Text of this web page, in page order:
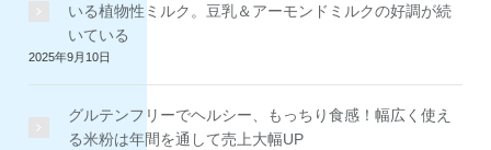
いる植物性ミルク。豆乳＆アーモンドミルクの好調が続
いている
2025年9月10日
グルテンフリーでヘルシー、もっちり食感！幅広く使え
る米粉は年間を通して売上大幅UP